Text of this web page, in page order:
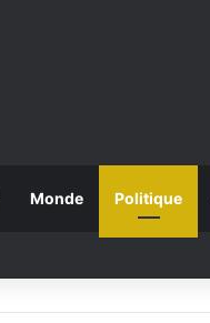
Monde Politique